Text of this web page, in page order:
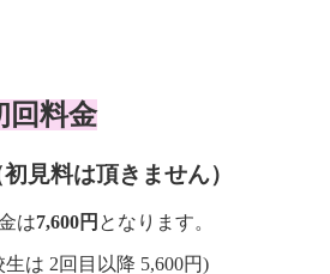
回料金
初見料は頂きません）
は7,600円 となります。
は 2回目以降 5,600円)